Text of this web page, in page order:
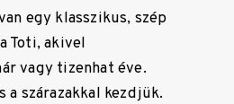
egy klasszikus, szép
Toti, akivel
vagy tizenhat éve.
a szárazakkal kezdjük.